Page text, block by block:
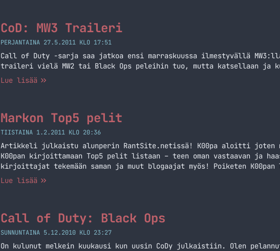
CoD: MW3 Traileri
PERJANTAINA 27.5.2011 KLO 17:51
Call of Duty -sarja saa jatkoa ensi marraskuussa ilmestyvällä
traileri vielä MW2 tai Black Ops peleihin tuo, mutta katsellaan ja
Lue lisää
Markon Top5 pelit
TIISTAINA 1.2.2011 KLO 20:36
Artikkeli julkaistu alunperin RantSite.netissä! K00pa aloitti joten
K00pan kirjoittamaan Top5 pelit listaan – teen oman vastaavan ja
kirjoittajat tekemään saman ja muut blogaajat myös! Poiketen
pelkästään PC-peleihin. 5. Super Scribblenauts (DSi) Tämä on
Lue lisää
Call of Duty: Black Ops
SUNNUNTAINA 5.12.2010 KLO 23:27
On kulunut melkein kuukausi kun uusin CoDy julkaistiin. Olen